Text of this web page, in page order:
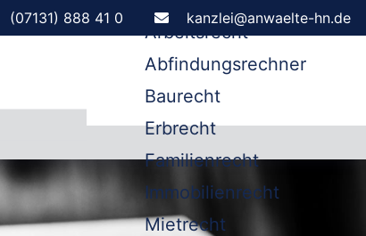
(07131) 888 41 0 kanzlei@anwaelte-hn.de
Arbeitsrecht
Abfindungsrechner
Baurecht
Erbrecht
Familienrecht
Immobilienrecht
Mietrecht